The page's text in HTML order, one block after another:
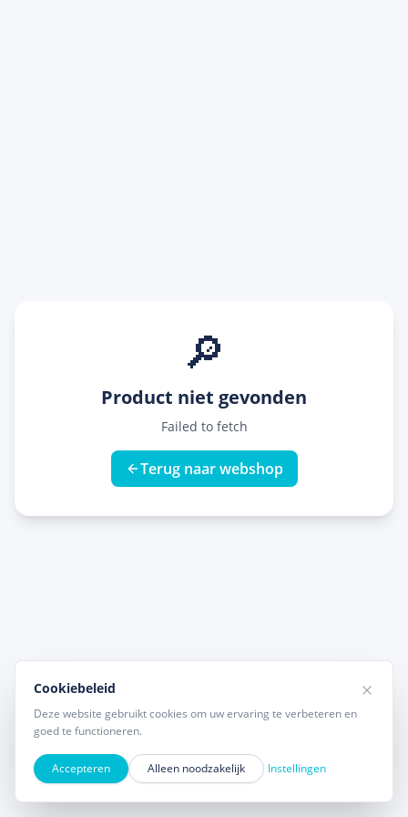
🔎
Product niet gevonden
Failed to fetch
Terug naar webshop
Cookiebeleid
Deze website gebruikt cookies om uw ervaring te verbeteren en
goed te functioneren.
Accepteren Alleen noodzakelijk Instellingen